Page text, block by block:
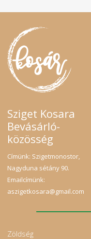
Sziget Kosara
Bevásárló-
közösség
Címünk: Szigetmonostor,
Nagyduna sétány 90.
Emailcímünk:
aszigetkosara@gmail.com
Zöldség